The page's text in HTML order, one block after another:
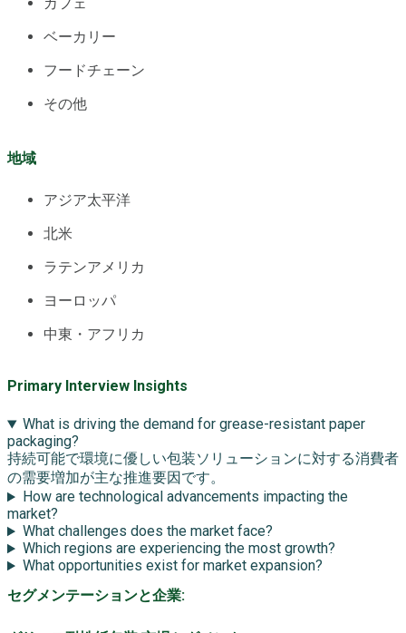
ベーカリー
フードチェーン
その他
地域
アジア太平洋
北米
ラテンアメリカ
ヨーロッパ
中東・アフリカ
Primary Interview Insights
What is driving the demand for grease-resistant paper
packaging?
持続可能で環境に優しい包装ソリューションに対する消費者
の需要増加が主な推進要因です。
How are technological advancements impacting the
market?
What challenges does the market face?
Which regions are experiencing the most growth?
What opportunities exist for market expansion?
セグメンテーションと企業: